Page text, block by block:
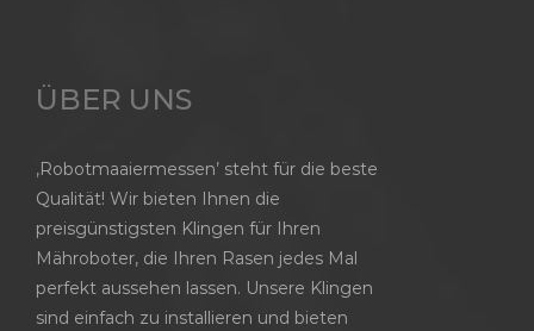
ÜBER UNS
‚Robotmaaiermessen’ steht für die beste
Qualität! Wir bieten Ihnen die
preisgünstigsten Klingen für Ihren
Mähroboter, die Ihren Rasen jedes Mal
perfekt aussehen lassen. Unsere Klingen
sind einfach zu installieren und bieten